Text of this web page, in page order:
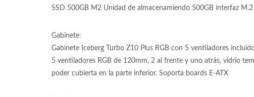
SSD 500GB M2 Unidad de almacenamiendo 500GB interfaz
Gabinete:
Gabinete Iceberg Turbo Z10 Plus RGB con 5 ventiladores
5 ventiladores RGB de 120mm, 2 al frente y uno atrás, vidrio
poder cubierta en la parte inferior. Soporta boards E-ATX